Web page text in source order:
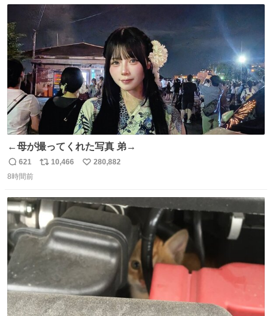
数
数
←母が撮ってくれた写真 弟→
返
信
621
リ
ト
10,466
い
数
280,882
8時間前